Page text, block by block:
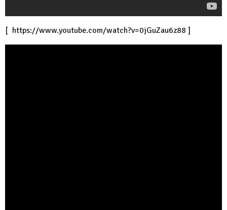
[ https://www.youtube.com/watch?v=0jGuZau6z88 ]